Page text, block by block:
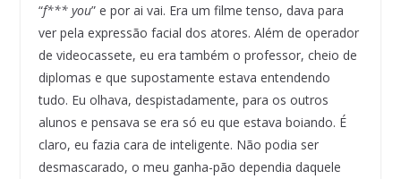
“f*** you” e por ai vai. Era um filme tenso, dava para
ver pela expressão facial dos atores. Além de operador
de videocassete, eu era também o professor, cheio de
diplomas e que supostamente estava entendendo
tudo. Eu olhava, despistadamente, para os outros
alunos e pensava se era só eu que estava boiando. É
claro, eu fazia cara de inteligente. Não podia ser
desmascarado, o meu ganha-pão dependia daquele